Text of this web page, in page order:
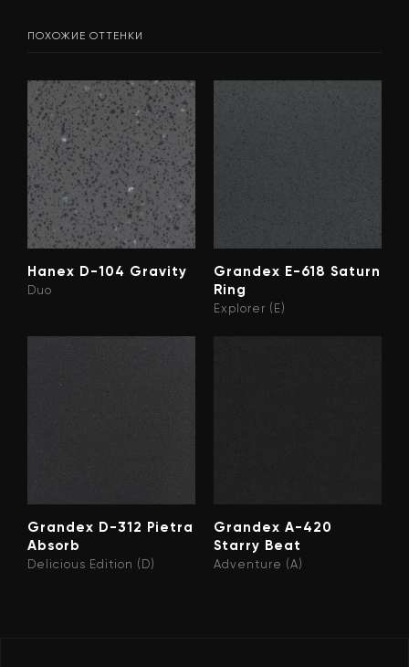
ПОХОЖИЕ ОТТЕНКИ
Hanex D-104 Gravity
Duo
Grandex E-618 Saturn
Ring
Explorer (E)
Grandex D-312 Pietra
Absorb
Delicious Edition (D)
Grandex A-420
Starry Beat
Adventure (A)